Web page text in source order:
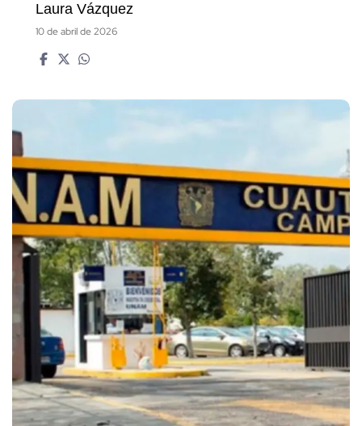
Laura Vázquez
10 de abril de 2026